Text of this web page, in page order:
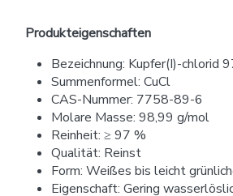
Produkteigenschaften
Bezeichnung: Kupfer(I)-chlorid
Summenformel: CuCl
CAS-Nummer: 7758-89-6
Molare Masse: 98,99 g/mol
Reinheit: ≥ 97 %
Qualität: Reinst
Form: Weißes bis leicht
Eigenschaft: Gering